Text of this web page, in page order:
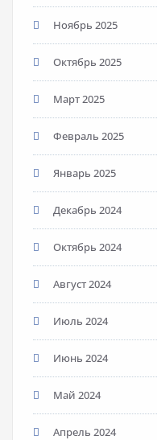
Ноябрь 2025
Октябрь 2025
Март 2025
Февраль 2025
Январь 2025
Декабрь 2024
Октябрь 2024
Август 2024
Июль 2024
Июнь 2024
Май 2024
Апрель 2024